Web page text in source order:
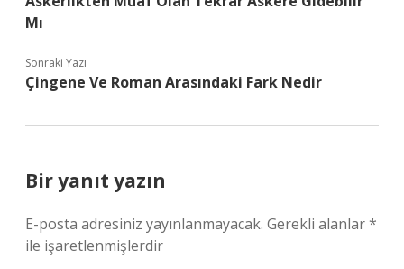
Mı
Sonraki Yazı
Çingene Ve Roman Arasındaki Fark Nedir
Bir yanıt yazın
E-posta adresiniz yayınlanmayacak. Gerekli alanlar*
ile işaretlenmişlerdir